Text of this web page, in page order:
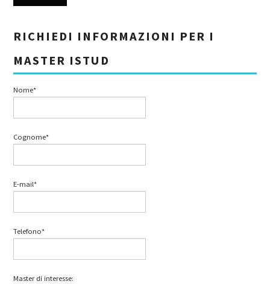
RICHIEDI INFORMAZIONI PER I
MASTER ISTUD
Nome*
Cognome*
E-mail*
Telefono*
Master di interesse: